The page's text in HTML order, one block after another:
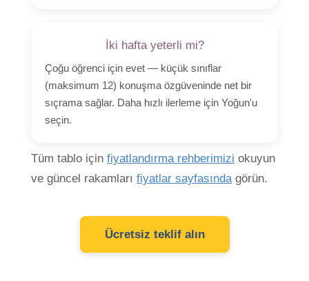
İki hafta yeterli mi?
Çoğu öğrenci için evet — küçük sınıflar
(maksimum 12) konuşma özgüveninde net bir
sıçrama sağlar. Daha hızlı ilerleme için Yoğun'u
seçin.
Tüm tablo için fiyatlandırma rehberimizi okuyun
ve güncel rakamları fiyatlar sayfasındagörün.
Ücretsiz teklif alın